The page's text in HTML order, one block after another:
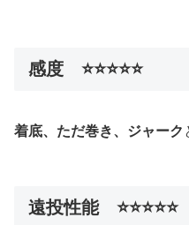
感度 ⭐️⭐️⭐️⭐️⭐️
着底、ただ巻き、ジャーク
遠投性能 ⭐️⭐️⭐️⭐️⭐️